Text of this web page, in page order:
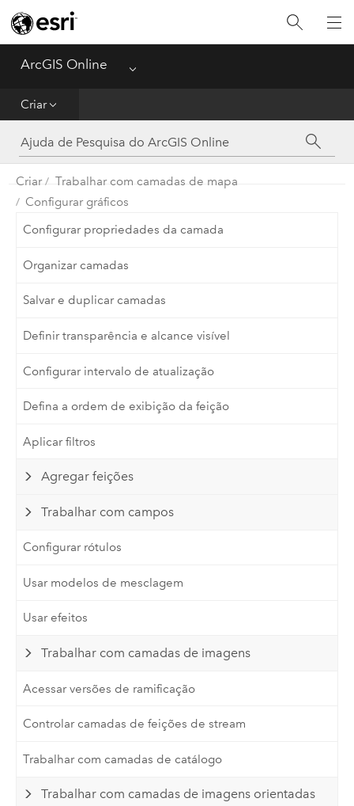
ArcGIS Online Menu
Criar
Guia de Introdução
Criar
Compartilhar
Gerenciar Dados
Administrador
Referência
Criar
Trabalhar com camadas de mapa
Configurar gráficos
Configurar propriedades da camada
Organizar camadas
Salvar e duplicar camadas
Definir transparência e alcance visível
Configurar intervalo de atualização
Defina a ordem de exibição da feição
Aplicar filtros
Agregar feições
Trabalhar com campos
Configurar rótulos
Usar modelos de mesclagem
Usar efeitos
Trabalhar com camadas de imagens
Acessar versões de ramificação
Controlar camadas de feições de stream
Trabalhar com camadas de catálogo
Trabalhar com camadas de imagens orientadas